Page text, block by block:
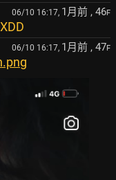
06/10 16:17, 1月前 , 46F
06/10 16:17, 1月前 , 47F